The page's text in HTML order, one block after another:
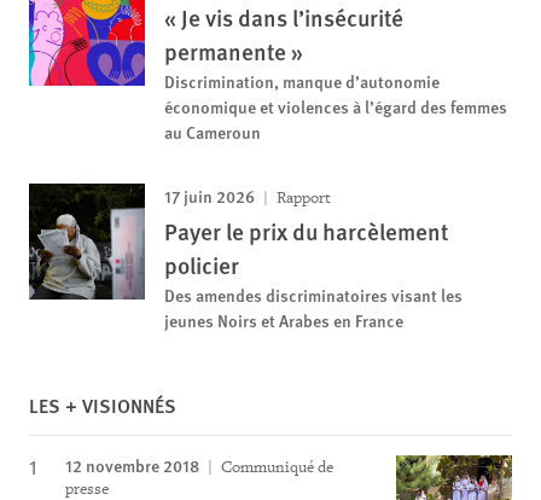
« Je vis dans l’insécurité
permanente »
Discrimination, manque d’autonomie
économique et violences à l’égard des femmes
au Cameroun
17 juin 2026 Rapport
Payer le prix du harcèlement
policier
Des amendes discriminatoires visant les
jeunes Noirs et Arabes en France
LES + VISIONNÉS
12 novembre 2018
Communiqué de
presse